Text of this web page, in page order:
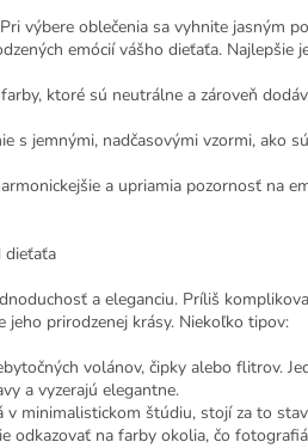
výbere oblečenia sa vyhnite jasným
emócií vášho dieťaťa. Najlepšie
ktoré sú neutrálne a zároveň
s jemnými, nadčasovými vzormi, ako
a upriamia pozornosť na
dieťaťa
a eleganciu. Príliš
jeho prirodzenej krásy. Niekoľko tipov:
volánov, čipky alebo flitrov.
a vyzerajú elegantne.
v minimalistickom štúdiu, stojí za to
odkazovať na farby okolia, čo